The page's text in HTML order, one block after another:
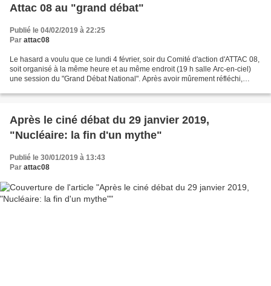
Attac 08 au "grand débat"
Publié le 04/02/2019 à 22:25
Par attac08
Le hasard a voulu que ce lundi 4 février, soir du Comité d'action d'ATTAC 08,
soit organisé à la même heure et au même endroit (19 h salle Arc-en-ciel)
une session du "Grand Débat National". Après avoir mûrement réfléchi,
Après le ciné débat du 29 janvier 2019,
"Nucléaire: la fin d'un mythe"
Publié le 30/01/2019 à 13:43
Par attac08